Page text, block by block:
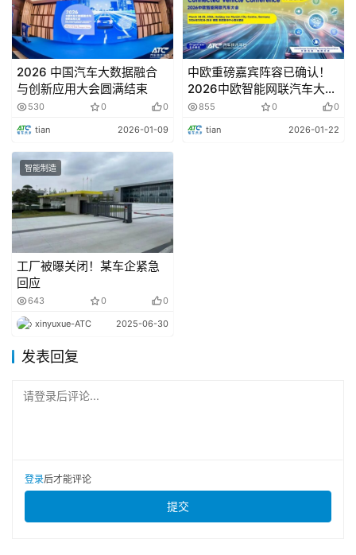
元!
一汽奥迪2025年累计销量超57万辆
一汽奥迪公布了2025年销量数据，一汽奥迪全年中国
市场销量达到零售570，088辆，批发566，988辆。其中
燃油车销量及份额时隔六年重回燃油豪华车市场第一，国产
燃油车销量及份额持续保持国产燃油豪华车市场第一。
技术变革
特斯拉车主靠FSD零人工干预 横跨美国大陆
据TESLARATI，一名特斯拉车主借助有监督完全自动
驾驶功能(FSDSupervised)，成功完成了横跨美国大陆的全
交平台X上庆祝这一里程碑时刻，该壮举也赢得了这家电动
挪威2025年纯电动汽车市占率达96%，特斯拉在
2026 中国汽车大数据融合
与创新应用大会圆满结束
530 0 0
tian 2026-01-09
中欧重磅嘉宾阵容已确认！
2026中欧智能网联汽车大会
核心演讲嘉宾持续公布→
855 0 0
tian 2026-01-22
智能制造
工厂被曝关闭！某车企紧急
回应
643 0 0
xinyuxue-ATC 2025-06-30
发表回复
请登录后评论...
登录后才能评论
提交